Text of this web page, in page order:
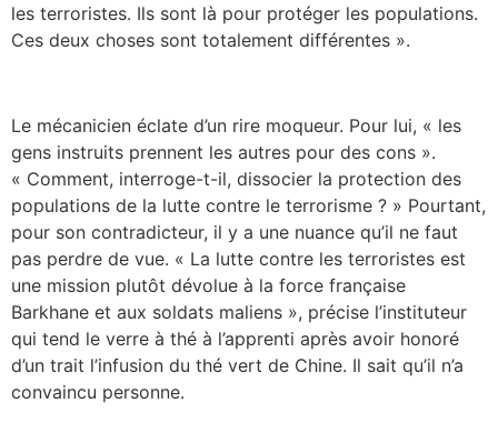
les terroristes. Ils sont là pour protéger les populations.
Ces deux choses sont totalement différentes ».
Le mécanicien éclate d’un rire moqueur. Pour lui, « les
gens instruits prennent les autres pour des cons ».
« Comment, interroge-t-il, dissocier la protection des
populations de la lutte contre le terrorisme ? » Pourtant,
pour son contradicteur, il y a une nuance qu’il ne faut
pas perdre de vue. « La lutte contre les terroristes est
une mission plutôt dévolue à la force française
Barkhane et aux soldats maliens », précise l’instituteur
qui tend le verre à thé à l’apprenti après avoir honoré
d’un trait l’infusion du thé vert de Chine. Il sait qu’il n’a
convaincu personne.